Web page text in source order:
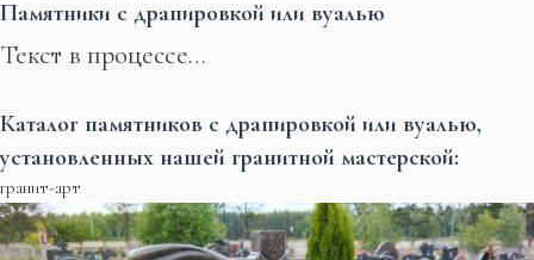
Памятники с драпировкой или вуалью
Текст в процессе…
Каталог памятников с драпировкой или вуалью,
установленных нашей гранитной мастерской:
гранит-арт